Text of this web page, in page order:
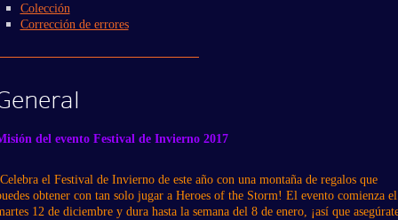
Colección
Corrección de errores
del evento Festival de Invierno 2017
el Festival de Invierno de este año con una montaña de regalos que
obtener con tan solo jugar a Heroes of the Storm! El evento comienza el
12 de diciembre y dura hasta la semana del 8 de enero, ¡así que